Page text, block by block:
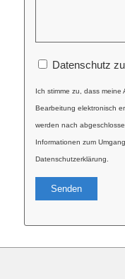
Datenschutz
Ich stimme zu, dass
Bearbeitung elektronisch
werden nach
Informationen zum
Datenschutzerklärung.